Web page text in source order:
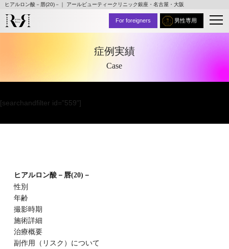
ヒアルロン酸－唇(20)－｜ アールビューティークリニック銀座・名古屋・大阪
男性専用
For foreigners
症例実績
Case
[searchandfilter id="559"]
ヒアルロン酸－唇(20)－
性別
年齢
撮影時期
施術詳細
治療概要
副作⽤（リスク）について